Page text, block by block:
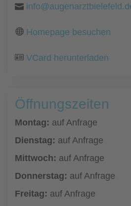
Homepage besuchen
VCard herunterladen
Öffnungszeiten
Montag: auf Anfrage
Dienstag: auf Anfrage
Mittwoch: auf Anfrage
Donnerstag: auf Anfrage
Freitag: auf Anfrage